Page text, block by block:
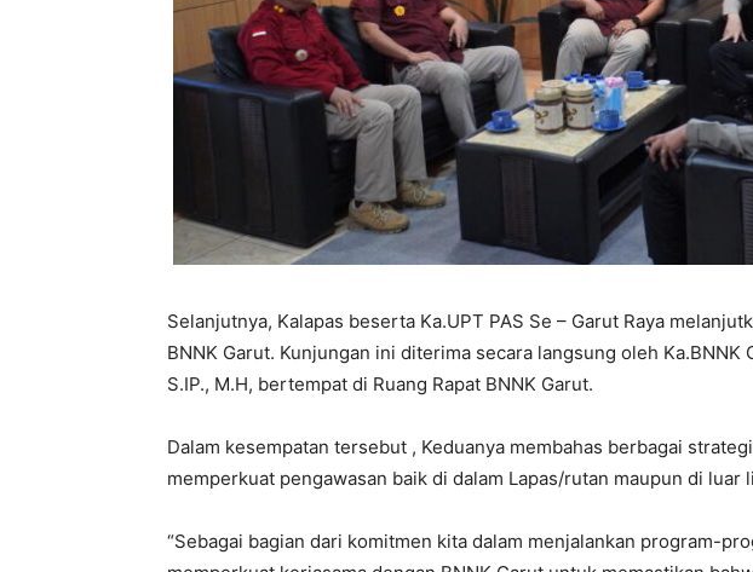
Selanjutnya, Kalapas beserta Ka.UPT PAS Se – Garut Raya
BNNK Garut. Kunjungan ini diterima secara langsung oleh Ka.BNNK
S.IP., M.H, bertempat di Ruang Rapat BNNK Garut.
Dalam kesempatan tersebut , Keduanya membahas berbagai
memperkuat pengawasan baik di dalam Lapas/rutan maupun di luar
“Sebagai bagian dari komitmen kita dalam menjalankan program-